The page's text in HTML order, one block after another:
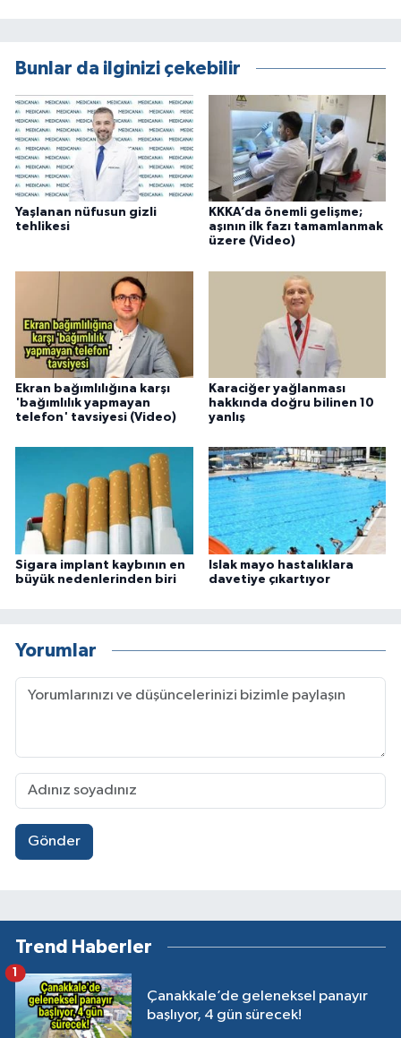
Bunlar da ilginizi çekebilir
Yaşlanan nüfusun gizli
tehlikesi
KKKA’da önemli gelişme;
aşının ilk fazı tamamlanmak
üzere (Video)
Ekran bağımlılığına karşı
'bağımlılık yapmayan
telefon' tavsiyesi (Video)
Karaciğer yağlanması
hakkında doğru bilinen 10
yanlış
Sigara implant kaybının en
büyük nedenlerinden biri
Islak mayo hastalıklara
davetiye çıkartıyor
Yorumlar
Gönder
Trend Haberler
Çanakkale’de geleneksel panayır
başlıyor, 4 gün sürecek!
1